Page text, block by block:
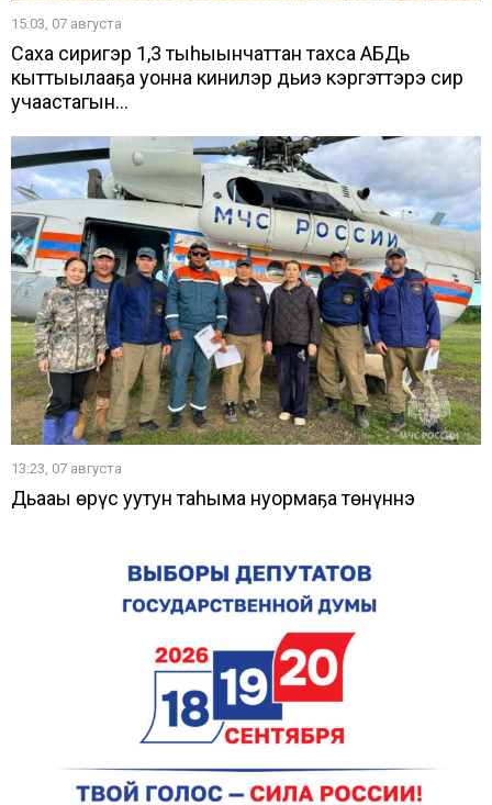
15:03, 07 августа
Саха сиригэр 1,3 тыһыынчаттан тахса АБДь
кыттыылааҕа уонна кинилэр дьиэ кэргэттэрэ сир
учаастагын...
13:23, 07 августа
Дьааҥы өрүс уутун таһыма нуормаҕа төнүннэ